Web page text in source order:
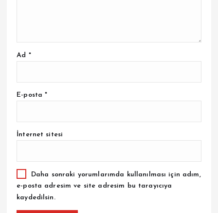
Ad *
E-posta*
İnternet sitesi
Daha sonraki yorumlarımda kullanılması için adım,
e-posta adresim ve site adresim bu tarayıcıya
kaydedilsin.